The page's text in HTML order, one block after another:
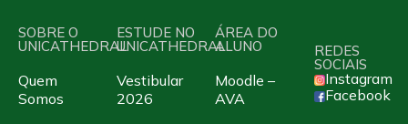
SOBRE O
UNICATHEDRAL
Quem
Somos
ESTUDE NO
UNICATHEDRAL
Vestibular
2026
ÁREA DO
ALUNO
Moodle –
AVA
REDES
SOCIAIS
Instagram
Facebook